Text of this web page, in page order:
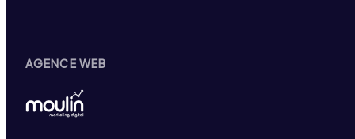
AGENCE WEB